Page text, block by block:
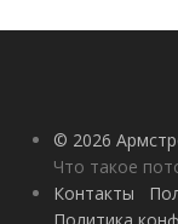
© 2026
Что такое
Контакты